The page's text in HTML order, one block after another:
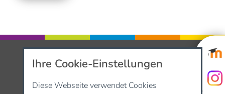
Ihre Cookie-Einstellungen
Diese Webseite verwendet Cookies